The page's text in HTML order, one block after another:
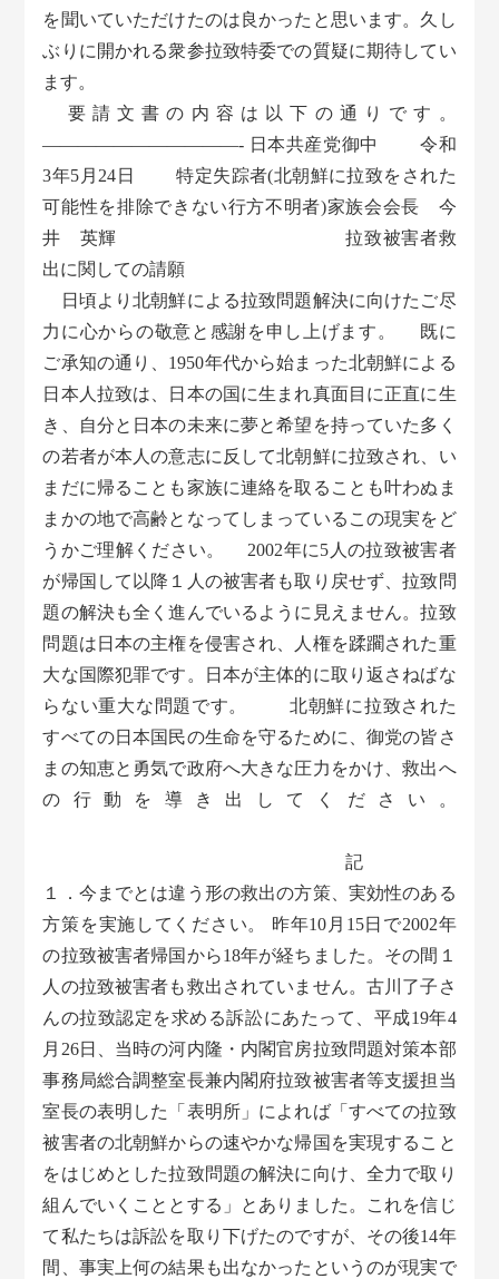
を聞いていただけたのは良かったと思います。久し
ぶりに開かれる衆参拉致特委での質疑に期待してい
ます。
要請文書の内容は以下の通りです。
———————————- 日本共産党御中 令和
3年5月24日 特定失踪者(北朝鮮に拉致をされた
可能性を排除できない行方不明者)家族会会長 今
井 英輝 拉致被害者救
出に関しての請願
日頃より北朝鮮による拉致問題解決に向けたご尽
力に心からの敬意と感謝を申し上げます。 既に
ご承知の通り、1950年代から始まった北朝鮮による
日本人拉致は、日本の国に生まれ真面目に正直に生
き、自分と日本の未来に夢と希望を持っていた多く
の若者が本人の意志に反して北朝鮮に拉致され、い
まだに帰ることも家族に連絡を取ることも叶わぬま
まかの地で高齢となってしまっているこの現実をど
うかご理解ください。 2002年に5人の拉致被害者
が帰国して以降１人の被害者も取り戻せず、拉致問
題の解決も全く進んでいるように見えません。拉致
問題は日本の主権を侵害され、人権を蹂躙された重
大な国際犯罪です。日本が主体的に取り返さねばな
らない重大な問題です。 北朝鮮に拉致された
すべての日本国民の生命を守るために、御党の皆さ
まの知恵と勇気で政府へ大きな圧力をかけ、救出へ
の行動を導き出してください。
記
１．今までとは違う形の救出の方策、実効性のある
方策を実施してください。 昨年10月15日で2002年
の拉致被害者帰国から18年が経ちました。その間１
人の拉致被害者も救出されていません。古川了子さ
んの拉致認定を求める訴訟にあたって、平成19年4
月26日、当時の河内隆・内閣官房拉致問題対策本部
事務局総合調整室長兼内閣府拉致被害者等支援担当
室長の表明した「表明所」によれば「すべての拉致
被害者の北朝鮮からの速やかな帰国を実現すること
をはじめとした拉致問題の解決に向け、全力で取り
組んでいくこととする」とありました。これを信じ
て私たちは訴訟を取り下げたのですが、その後14年
間、事実上何の結果も出なかったというのが現実で